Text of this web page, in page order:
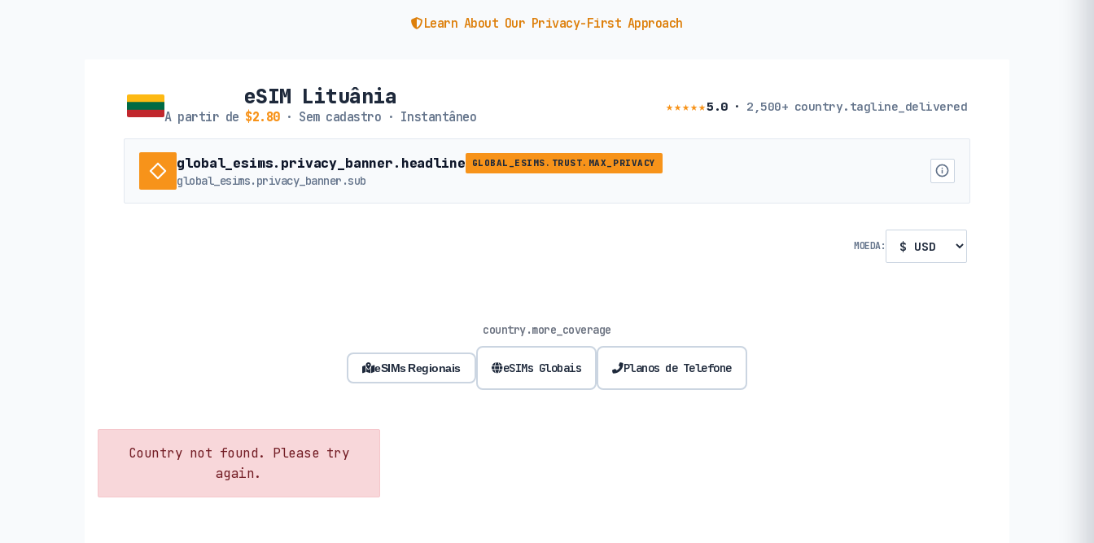
Learn About Our Privacy-First Approach
eSIM Lituânia
A partir de $2.80· Sem cadastro · Instantâneo
★★★★★5.0· 2,500+ country.tagline_delivered
global_esims.privacy_banner.headline GLOBAL_ESIMS.TRUST.MAX_PRIVACY
global_esims.privacy_banner.sub
MOEDA:
country.more_coverage
eSIMs Regionais eSIMs Globais Planos de Telefone
Country not found. Please try
again.